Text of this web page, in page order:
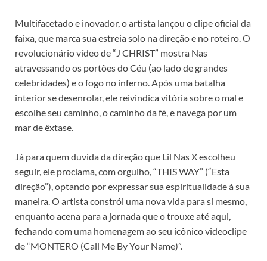
Multifacetado e inovador, o artista lançou o clipe oficial da
faixa, que marca sua estreia solo na direção e no roteiro. O
revolucionário vídeo de “J CHRIST” mostra Nas
atravessando os portões do Céu (ao lado de grandes
celebridades) e o fogo no inferno. Após uma batalha
interior se desenrolar, ele reivindica vitória sobre o mal e
escolhe seu caminho, o caminho da fé, e navega por um
mar de êxtase.
Já para quem duvida da direção que Lil Nas X escolheu
seguir, ele proclama, com orgulho, “THIS WAY” (“Esta
direção”), optando por expressar sua espiritualidade à sua
maneira. O artista constrói uma nova vida para si mesmo,
enquanto acena para a jornada que o trouxe até aqui,
fechando com uma homenagem ao seu icônico videoclipe
de “MONTERO (Call Me By Your Name)”.